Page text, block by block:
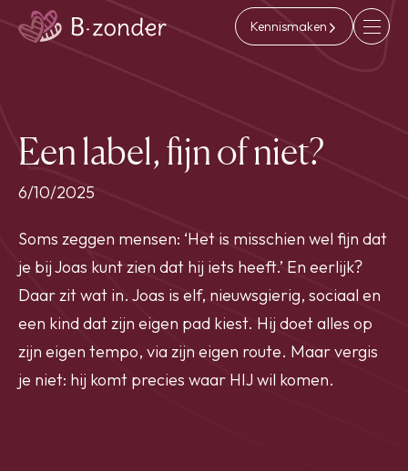
Kennismaken
Een label, fijn of niet?
6/10/2025
Soms zeggen mensen: ‘Het is misschien wel fijn dat
je bij Joas kunt zien dat hij iets heeft.’ En eerlijk?
Daar zit wat in. Joas is elf, nieuwsgierig, sociaal en
een kind dat zijn eigen pad kiest. Hij doet alles op
zijn eigen tempo, via zijn eigen route. Maar vergis
je niet: hij komt precies waar HIJ wil komen.